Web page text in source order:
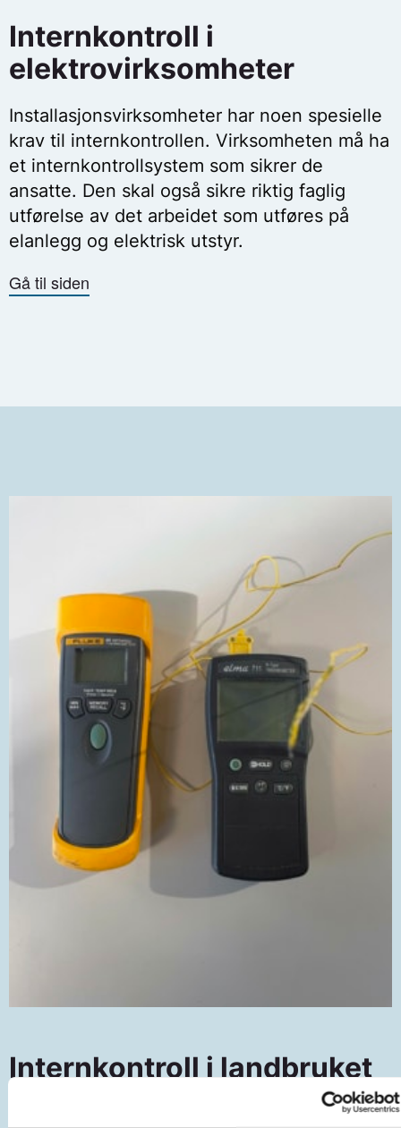
Internkontroll i
elektrovirksomheter
Installasjonsvirksomheter har noen spesielle
krav til internkontrollen. Virksomheten må ha
et internkontrollsystem som sikrer de
ansatte. Den skal også sikre riktig faglig
utførelse av det arbeidet som utføres på
elanlegg og elektrisk utstyr.
Gå til siden
Internkontroll i landbruket
I landbruket må du også jobbe systematisk